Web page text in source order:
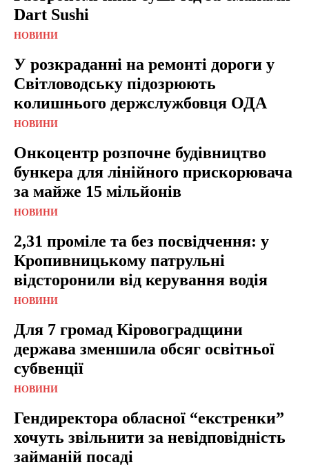
Dart Sushi
НОВИНИ
У розкраданні на ремонті дороги у
Світловодську підозрюють
колишнього держслужбовця ОДА
НОВИНИ
Онкоцентр розпочне будівництво
бункера для лінійного прискорювача
за майже 15 мільйонів
НОВИНИ
2,31 проміле та без посвідчення: у
Кропивницькому патрульні
відсторонили від керування водія
НОВИНИ
Для 7 громад Кіровоградщини
держава зменшила обсяг освітньої
субвенції
НОВИНИ
Гендиректора обласної “екстренки”
хочуть звільнити за невідповідність
займаній посаді